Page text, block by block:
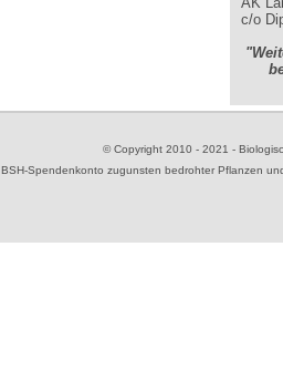
c/o
© Copyright 2010 - 2021 -
BSH-Spendenkonto zugunsten bedrohter Pflanzen